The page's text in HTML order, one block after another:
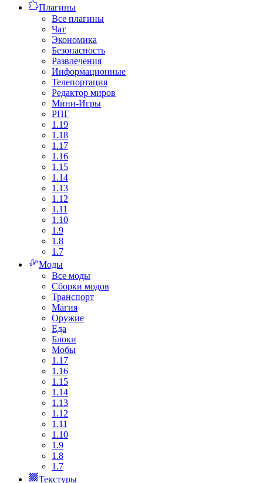
Плагины
Все плагины
Чат
Экономика
Безопасность
Развлечения
Информационные
Телепортация
Редактор миров
Мини-Игры
РПГ
1.19
1.18
1.17
1.16
1.15
1.14
1.13
1.12
1.11
1.10
1.9
1.8
1.7
Моды
Все моды
Сборки модов
Транспорт
Магия
Оружие
Еда
Блоки
Мобы
1.17
1.16
1.15
1.14
1.13
1.12
1.11
1.10
1.9
1.8
1.7
Текстуры